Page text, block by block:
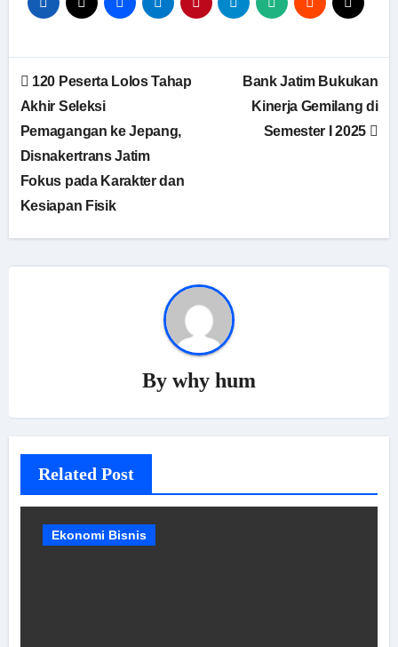
Navigasi
pos
120 Peserta Lolos Tahap
Akhir Seleksi
Pemagangan ke Jepang,
Disnakertrans Jatim
Fokus pada Karakter dan
Kesiapan Fisik
Bank Jatim Bukukan
Kinerja Gemilang di
Semester I 2025
By why hum
Related Post
Ekonomi Bisnis